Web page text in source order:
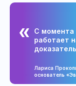
С момента
работает
Лариса
основатель